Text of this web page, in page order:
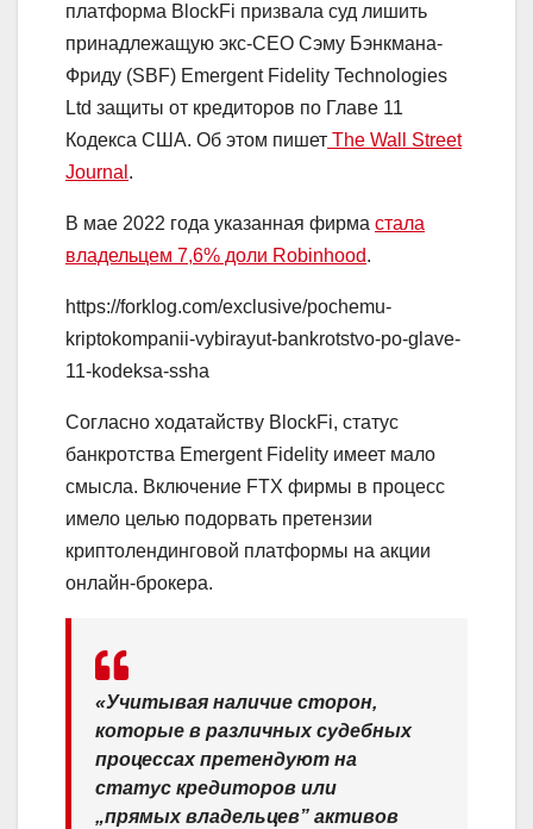
платформа BlockFi призвала суд лишить
принадлежащую экс-CEO Сэму Бэнкмана-
Фриду (SBF) Emergent Fidelity Technologies
Ltd защиты от кредиторов по Главе 11
Кодекса США. Об этом пишет The Wall Street
Journal .
В мае 2022 года указанная фирма стала
владельцем 7,6% доли Robinhood.
https://forklog.com/exclusive/pochemu-
kriptokompanii-vybirayut-bankrotstvo-po-glave-
11-kodeksa-ssha
Согласно ходатайству BlockFi, статус
банкротства Emergent Fidelity имеет мало
смысла. Включение FTX фирмы в процесс
имело целью подорвать претензии
криптолендинговой платформы на акции
онлайн-брокера.
«Учитывая наличие сторон,
которые в различных судебных
процессах претендуют на
статус кредиторов или
„прямых владельцев” активов